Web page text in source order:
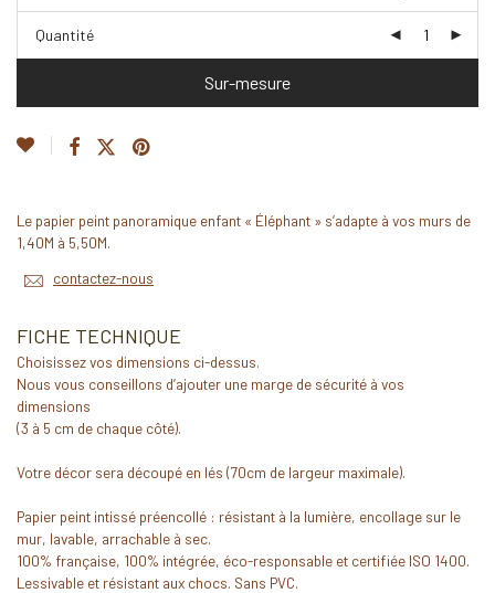
Quantité
Sur-mesure
Le papier peint panoramique enfant « Éléphant » s’adapte à vos murs de
1,40M à 5,50M.
contactez-nous
FICHE TECHNIQUE
Choisissez vos dimensions ci-dessus.
Nous vous conseillons d’ajouter une marge de sécurité à vos
dimensions
(3 à 5 cm de chaque côté).
Votre décor sera découpé en lés (70cm de largeur maximale).
Papier peint intissé préencollé : résistant à la lumière, encollage sur le
mur, lavable, arrachable à sec.
100% française, 100% intégrée, éco-responsable et certifiée ISO 1400.
Lessivable et résistant aux chocs. Sans PVC.